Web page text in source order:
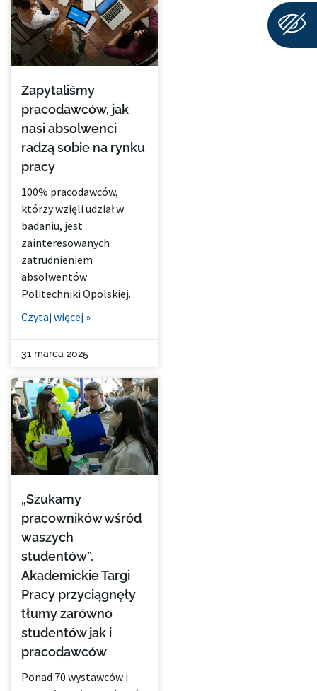
Zapytaliśmy
pracodawców, jak
nasi absolwenci
radzą sobie na rynku
pracy
100% pracodawców,
którzy wzięli udział w
badaniu, jest
zainteresowanych
zatrudnieniem
absolwentów
Politechniki Opolskiej.
Czytaj więcej »
31 marca 2025
„Szukamy
pracowników wśród
waszych
studentów”.
Akademickie Targi
Pracy przyciągnęły
tłumy zarówno
studentów jak i
pracodawców
Ponad 70 wystawców i